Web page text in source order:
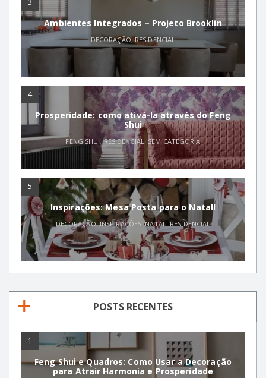
Ambientes Integrados – Projeto Brooklin
DECORAÇÃO,RESIDENCIAL
4
Prosperidade: como ativá-la através do Feng
Shui
FENG SHUI,RESIDENCIAL,SEM CATEGORIA
5
Inspirações: Mesa Posta para o Natal!
DECORAÇÃO,INSPIRAÇÕES ,NATAL,RESIDENCIAL
POSTS RECENTES
1
Feng Shui e Quadros: Como Usar a Decoração
para Atrair Harmonia e Prosperidade